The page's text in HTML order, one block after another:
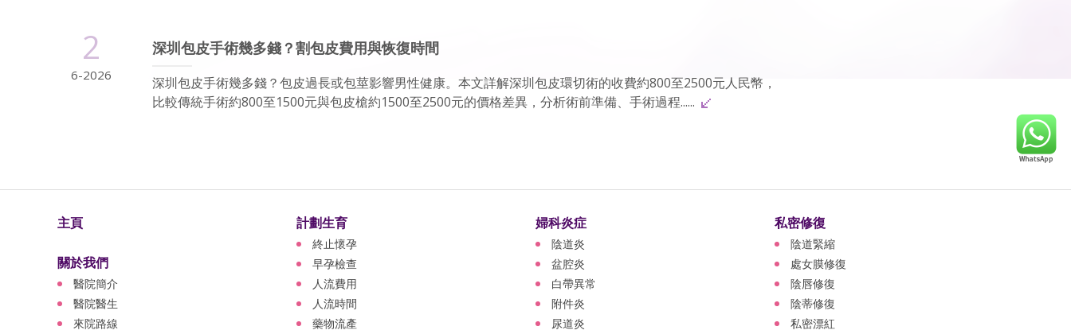
2
6-2026
深圳包皮手術幾多錢？割包皮費用與恢復時間
深圳包皮手術幾多錢？包皮過長或包莖影響男性健康。本文詳解深圳包皮環切術的收費約800至2500元人民幣，
比較傳統手術約800至1500元與包皮槍約1500至2500元的價格差異，分析術前準備、手術過程......
主頁
關於我們
醫院簡介
醫院醫生
來院路線
計劃生育
終止懷孕
早孕檢查
人流費用
人流時間
藥物流產
婦科炎症
陰道炎
盆腔炎
白帶異常
附件炎
尿道炎
私密修復
陰道緊縮
處女膜修復
陰唇修復
陰蒂修復
私密漂紅